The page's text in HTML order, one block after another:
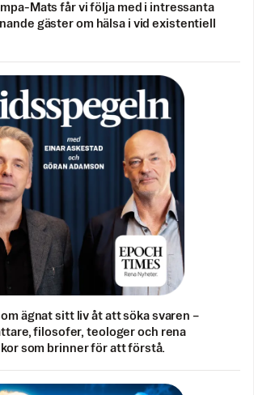
Mats får vi följa med i intressanta
gäster om hälsa i vid existentiell
ägnat sitt liv åt att söka svaren –
filosofer, teologer och rena
som brinner för att förstå.